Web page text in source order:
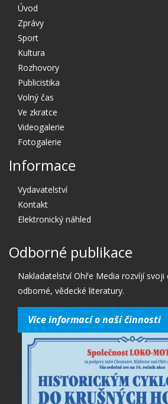
Úvod
Zprávy
Sport
Kultura
Rozhovory
Publicistika
Volný čas
Ve zkratce
Videogalerie
Fotogalerie
Informace
Vydavatelství
Kontakt
Elektronický náhled
Odborné publikace
Nakladatelství Ohře Media rozvíjí svoji
odborné, vědecké literatury.
Více informací o naší činnosti